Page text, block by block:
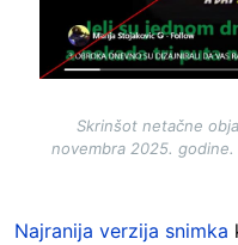
Skrinšot netačne
novembra 2025.
Najranija verzija snimka